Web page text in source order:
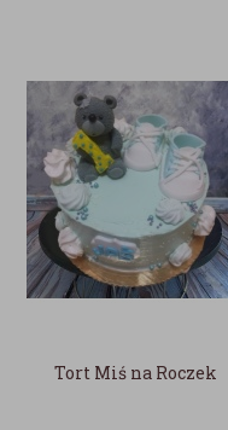
Tort Miś na Roczek